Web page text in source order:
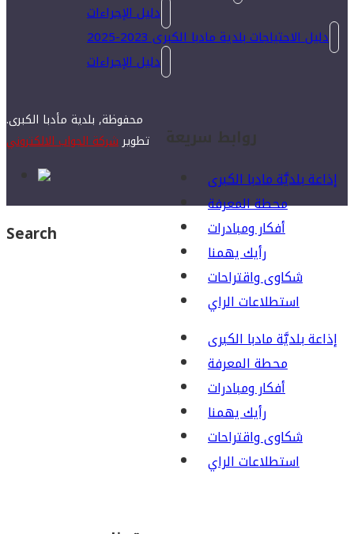
دليل الإجراءات
دليل الاحتياجات بلدية مادبا الكبرى 2023-2025
دليل الإجراءات
روابط سريعة
إذاعة بلديَّة مادبا الكبرى
محطة المعرفة
أفكار ومبادرات
رأيك يهمنا
شكاوى واقتراحات
استطلاعات الراي
إذاعة بلديَّة مادبا الكبرى
محطة المعرفة
أفكار ومبادرات
رأيك يهمنا
شكاوى واقتراحات
استطلاعات الراي
محفوظة, بلدية مأدبا الكبرى.
تطويرشركة الجواب الالكتروني
Search